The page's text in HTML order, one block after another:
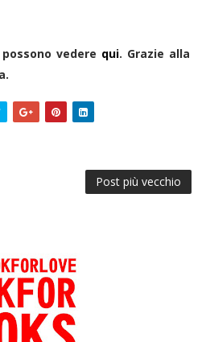
vedere qui. Grazie alla
Post più vecchio